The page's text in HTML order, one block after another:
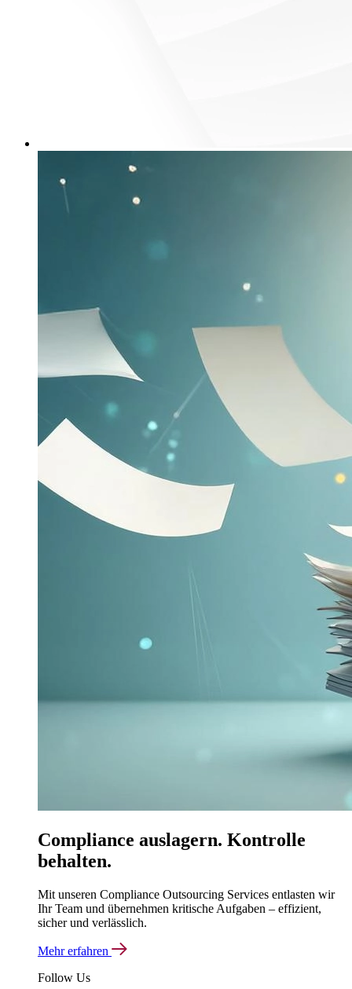
Compliance auslagern. Kontrolle
behalten.
Mit unseren Compliance Outsourcing Services entlasten wir
Ihr Team und übernehmen kritische Aufgaben – effizient,
sicher und verlässlich.
Mehr erfahren
Follow Us